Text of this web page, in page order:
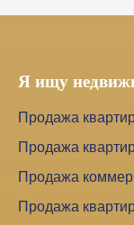
Я ищу
Продажа
Продажа
Продажа
Продажа